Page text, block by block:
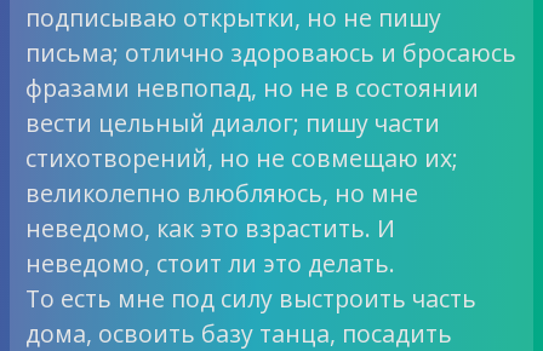
подписываю открытки, но не пишу
письма; отлично здороваюсь и бросаюсь
фразами невпопад, но не в состоянии
вести цельный диалог; пишу части
стихотворений, но не совмещаю их;
великолепно влюбляюсь, но мне
неведомо, как это взрастить. И
неведомо, стоит ли это делать.
То есть мне под силу выстроить часть
дома, освоить базу танца, посадить